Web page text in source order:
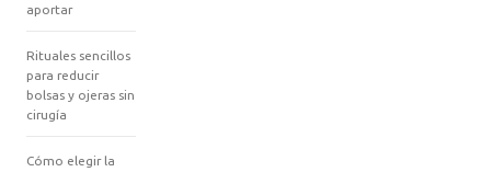
aportar
Rituales sencillos
para reducir
bolsas y ojeras sin
cirugía
Cómo elegir la